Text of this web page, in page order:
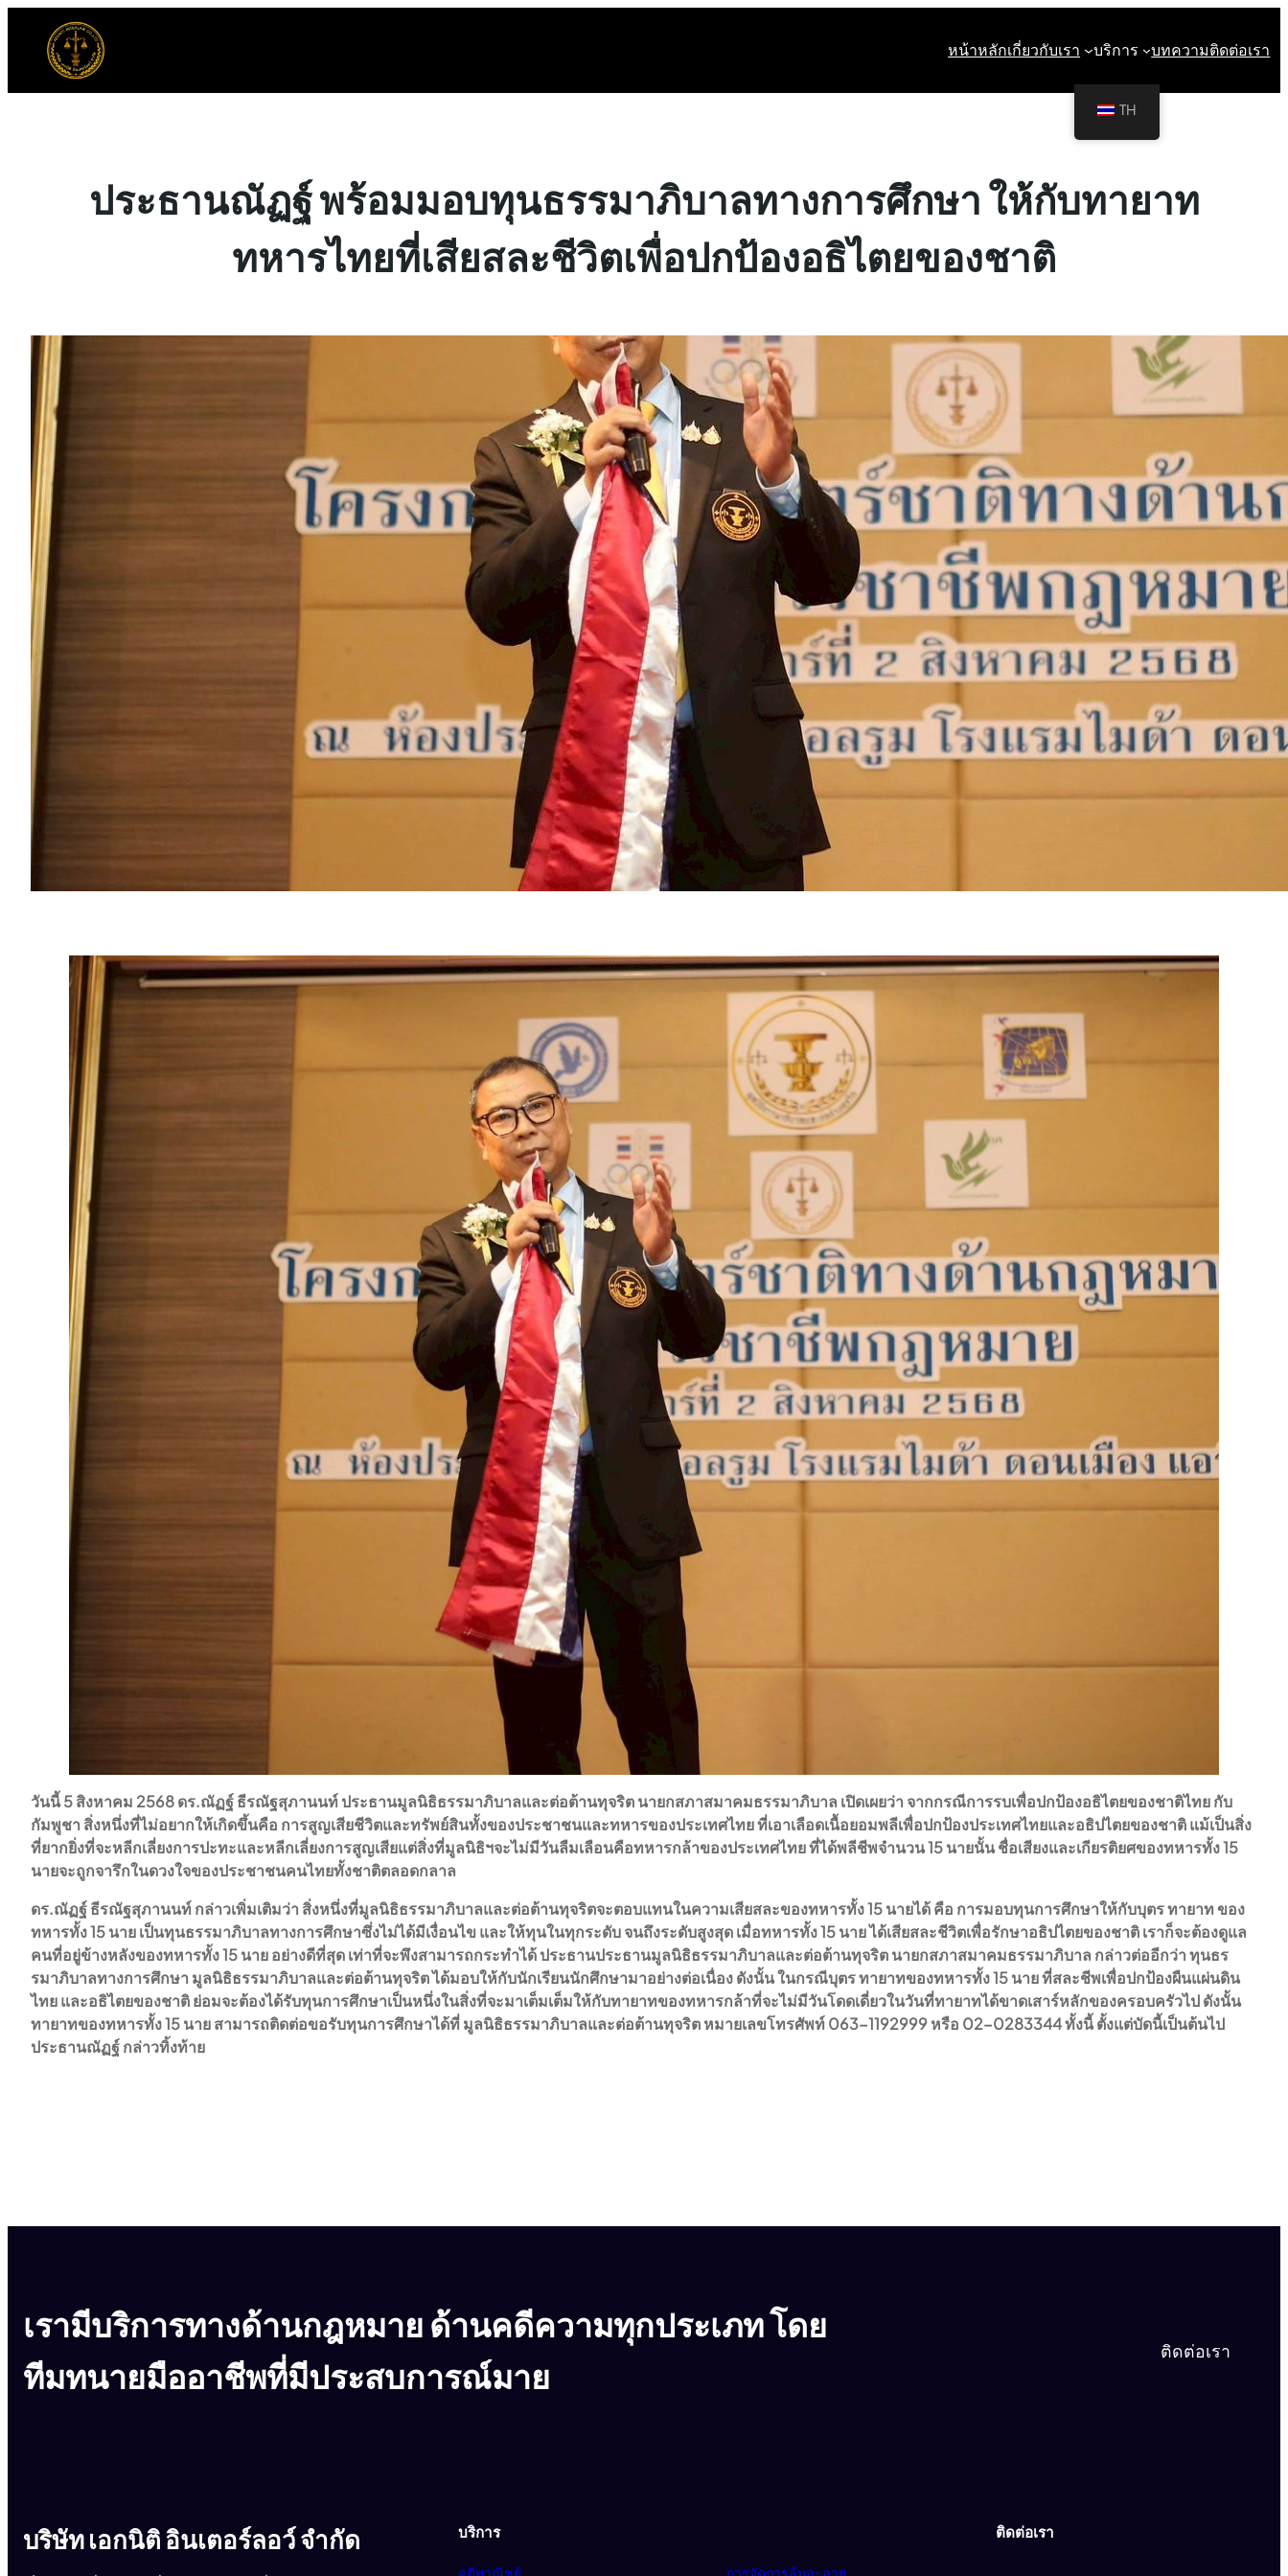
หน้าหลักเกี่ยวกับเรา บริการ บทความติดต่อเรา
ประธานณัฏฐ์ พร้อมมอบทุนธรรมาภิบาลทางการศึกษา ให้กับทายาท
ทหารไทยที่เสียสละชีวิตเพื่อปกป้องอธิไตยของชาติ
วันนี้ 5 สิงหาคม 2568 ดร.ณัฏฐ์ ธีรณัฐสุภานนท์ ประธานมูลนิธิธรรมาภิบาลและต่อต้านทุจริต นายกสภาสมาคมธรรมาภิบาล เปิดเผยว่า จากกรณีการรบเพื่อปกป้องอธิไตยของชาติไทย กับ
กัมพูชา สิ่งหนึ่งที่ไม่อยากให้เกิดขึ้นคือ การสูญเสียชีวิตและทรัพย์สินทั้งของประชาชนและทหารของประเทศไทย ที่เอาเลือดเนื้อยอมพลีเพื่อปกป้องประเทศไทยและอธิปไตยของชาติ แม้เป็นสิ่ง
ที่ยากยิ่งที่จะหลีกเลี่ยงการปะทะและหลีกเลี่ยงการสูญเสียแต่สิ่งที่มูลนิธิฯจะไม่มีวันลืมเลือนคือทหารกล้าของประเทศไทย ที่ได้พลีชีพจำนวน 15 นายนั้น ชื่อเสียงและเกียรติยศของทหารทั้ง 15
นายจะถูกจารึกในดวงใจของประชาชนคนไทยทั้งชาติตลอดกลาล
ดร.ณัฏฐ์ ธีรณัฐสุภานนท์ กล่าวเพิ่มเติมว่า สิ่งหนึ่งที่มูลนิธิธรรมาภิบาลและต่อต้านทุจริตจะตอบแทนในความเสียสละของทหารทั้ง 15 นายได้ คือ การมอบทุนการศึกษาให้กับบุตร ทายาท ของ
ทหารทั้ง 15 นาย เป็นทุนธรรมาภิบาลทางการศึกษาซึ่งไม่ได้มีเงื่อนไข และให้ทุนในทุกระดับ จนถึงระดับสูงสุด เมื่อทหารทั้ง 15 นาย ได้เสียสละชีวิตเพื่อรักษาอธิปไตยของชาติ เราก็จะต้องดูแล
คนที่อยู่ข้างหลังของทหารทั้ง 15 นาย อย่างดีที่สุด เท่าที่จะพึงสามารถกระทำได้ประธานประธานมูลนิธิธรรมาภิบาลและต่อต้านทุจริต นายกสภาสมาคมธรรมาภิบาล กล่าวต่ออีกว่า ทุนธร
รมาภิบาลทางการศึกษา มูลนิธิธรรมาภิบาลและต่อต้านทุจริต ได้มอบให้กับนักเรียนนักศึกษามาอย่างต่อเนื่อง ดังนั้น ในกรณีบุตร ทายาทของทหารทั้ง 15 นาย ที่สละชีพเพื่อปกป้องผืนแผ่นดิน
ไทย และอธิไตยของชาติ ย่อมจะต้องได้รับทุนการศึกษาเป็นหนึ่งในสิ่งที่จะมาเต็มเต็มให้กับทายาทของทหารกล้าที่จะไม่มีวันโดดเดี่ยวในวันที่ทายาทได้ขาดเสาร์หลักของครอบครัวไป ดังนั้น
ทายาทของทหารทั้ง 15 นาย สามารถติดต่อขอรับทุนการศึกษาได้ที่ มูลนิธิธรรมาภิบาลและต่อต้านทุจริต หมายเลขโทรศัพท์ 063-1192999 หรือ 02-0283344 ทั้งนี้ ตั้งแต่บัดนี้เป็นต้นไป
ประธานณัฏฐ์ กล่าวทิ้งท้าย
เรามีบริการทางด้านกฎหมาย ด้านคดีความทุกประเภท โดย
ทีมทนายมืออาชีพที่มีประสบการณ์มาย
ติดต่อเรา
บริษัท เอกนิติ อินเตอร์ลอว์ จำกัด บริการ
คดีพาณิชย์ การจัดการล้มละลาย
ติดต่อเรา
TH